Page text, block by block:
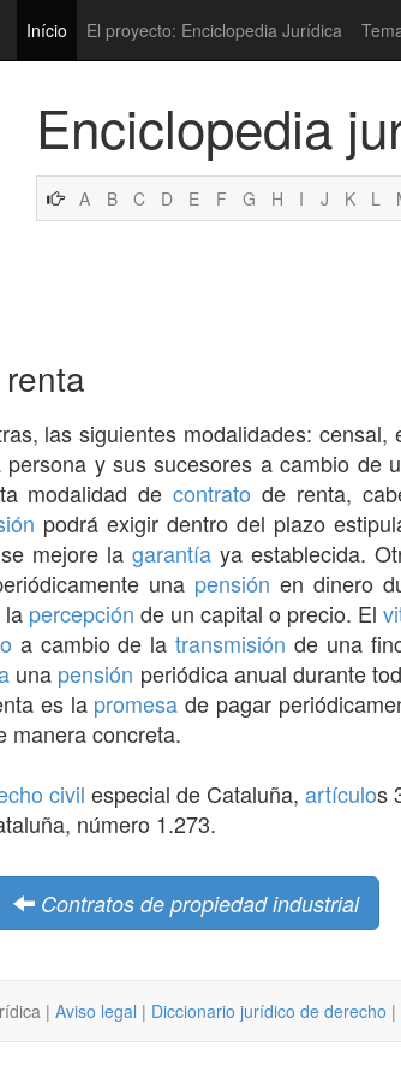
Início El proyecto: Enciclopedia Jurídica
Enciclopedia
A B C D E F G H I J K L
las siguientes modalidades: censal,
y sus sucesores a cambio de
modalidad decontrato de renta,
podrá exigir dentro del plazo
mejore la garantía ya establecida.
una pensión en dinero
la percepción de un capital o precio. El
a cambio de latransmisión de una
una pensión periódica anual durante
es la promesa de pagar
manera concreta.
civil especial de Cataluña,artículos
número 1.273.
Contratos de propiedad industrial
| Aviso legal | Diccionario jurídico de derecho |